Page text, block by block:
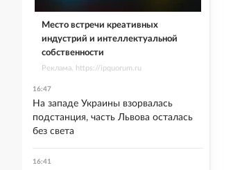
Место встречи креативных
индустрий и интеллектуальной
собственности
Реклама. https://ipquorum.ru
16:47
На западе Украины взорвалась
подстанция, часть Львова осталась
без света
16:41